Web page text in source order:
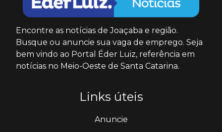
Encontre as notícias de Joaçaba e região.
Busque ou anuncie sua vaga de emprego. Seja
bem vindo ao Portal Éder Luiz, referência em
notícias no Meio-Oeste de Santa Catarina.
Links úteis
Anuncie